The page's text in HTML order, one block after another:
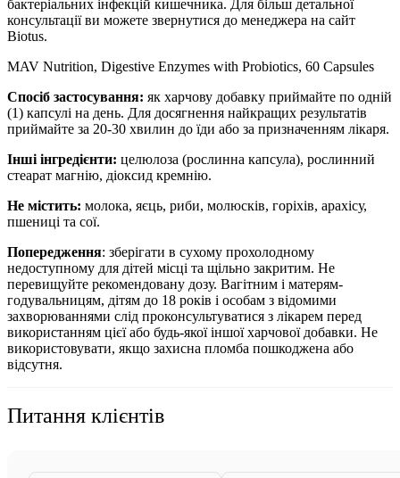
бактеріальних інфекцій кишечника. Для більш детальної
консультації ви можете звернутися до менеджера на сайт
Biotus.
MAV Nutrition, Digestive Enzymes with Probiotics, 60 Capsules
Спосіб застосування: як харчову добавку приймайте по одній
(1) капсулі на день. Для досягнення найкращих результатів
приймайте за 20-30 хвилин до їди або за призначенням лікаря.
Інші інгредієнти: целюлоза (рослинна капсула), рослинний
стеарат магнію, діоксид кремнію.
Не містить: молока, яєць, риби, молюсків, горіхів, арахісу,
пшениці та сої.
Попередження: зберігати в сухому прохолодному
недоступному для дітей місці та щільно закритим. Не
перевищуйте рекомендовану дозу. Вагітним і матерям-
годувальницям, дітям до 18 років і особам з відомими
захворюваннями слід проконсультуватися з лікарем перед
використанням цієї або будь-якої іншої харчової добавки. Не
використовувати, якщо захисна пломба пошкоджена або
відсутня.
Питання клієнтів